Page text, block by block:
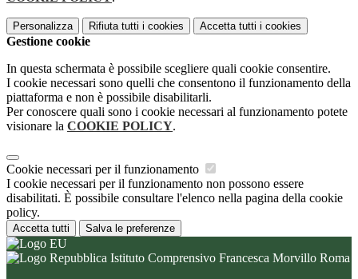
Personalizza Rifiuta tutti i cookies Accetta tutti i cookies
Gestione cookie
In questa schermata è possibile scegliere quali cookie consentire.
I cookie necessari sono quelli che consentono il funzionamento della
piattaforma e non è possibile disabilitarli.
Per conoscere quali sono i cookie necessari al funzionamento potete
visionare la COOKIE POLICY.
Cookie necessari per il funzionamento
I cookie necessari per il funzionamento non possono essere
disabilitati. È possibile consultare l'elenco nella pagina della cookie
policy.
Accetta tutti Salva le preferenze
Istituto Comprensivo Francesca Morvillo Roma